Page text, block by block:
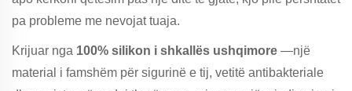
pa probleme me nevojat tuaja.
Krijuar nga 100% silikon i shkallës ushqimore —një
material i famshëm për sigurinë e tij, vetitë antibakteriale